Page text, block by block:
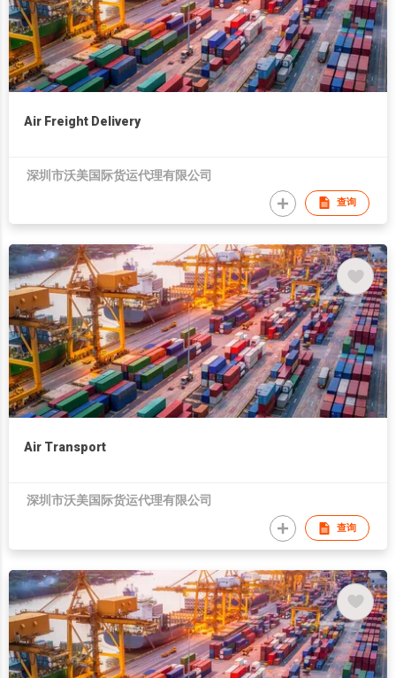
Air Freight Delivery
深圳市沃美国际货运代理有限公司
查询
Air Transport
深圳市沃美国际货运代理有限公司
查询